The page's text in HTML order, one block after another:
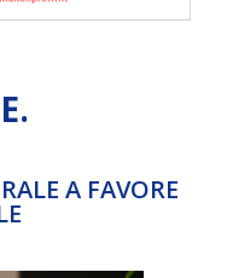
A FAVORE